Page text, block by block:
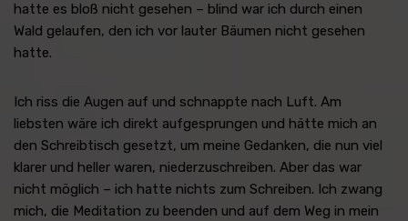
hatte es bloß nicht gesehen – blind war ich durch einen
Wald gelaufen, den ich vor lauter Bäumen nicht gesehen
hatte.
Ich riss die Augen auf und schnappte nach Luft. Am
liebsten wäre ich direkt aufgesprungen und hätte mich an
den Schreibtisch gesetzt, um meine Gedanken, die nun viel
klarer und heller waren, niederzuschreiben. Aber das war
nicht möglich – ich hatte nichts zum Schreiben. Ich zwang
mich, die Meditation zu beenden und auf dem Weg in mein